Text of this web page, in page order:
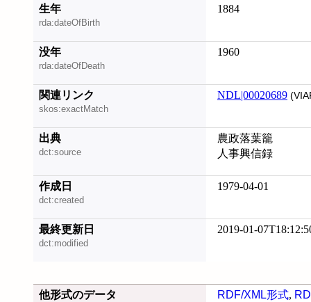
生年
rda:dateOfBirth
1884
没年
rda:dateOfDeath
1960
関連リンク
skos:exactMatch
NDL|00020689
出典
dct:source
農政落葉籠
人事興信録
作成日
dct:created
1979-04-01
最終更新日
dct:modified
2019-01-
他形式のデータ RDF/XML形式,